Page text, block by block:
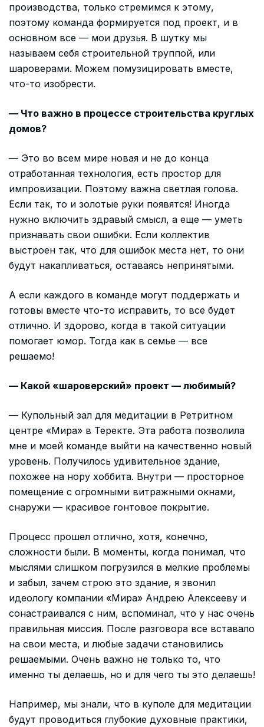
производства, только стремимся к этому,
поэтому команда формируется под проект, и в
основном все — мои друзья. В шутку мы
называем себя строительной труппой, или
шароверами. Можем помузицировать вместе,
что-то изобрести.
— Что важно в процессе строительства круглых
домов?
— Это во всем мире новая и не до конца
отработанная технология, есть простор для
импровизации. Поэтому важна светлая голова.
Если так, то и золотые руки появятся! Иногда
нужно включить здравый смысл, а еще — уметь
признавать свои ошибки. Если коллектив
выстроен так, что для ошибок места нет, то они
будут накапливаться, оставаясь непринятыми.
А если каждого в команде могут поддержать и
готовы вместе что-то исправить, то все будет
отлично. И здорово, когда в такой ситуации
помогает юмор. Тогда как в семье — все
решаемо!
— Какой «шароверский» проект — любимый?
— Купольный зал для медитации в Ретритном
центре «Мира» в Теректе. Эта работа позволила
мне и моей команде выйти на качественно новый
уровень. Получилось удивительное здание,
похожее на нору хоббита. Внутри — просторное
помещение с огромными витражными окнами,
снаружи — красивое гонтовое покрытие.
Процесс прошел отлично, хотя, конечно,
сложности были. В моменты, когда понимал, что
мыслями слишком погрузился в мелкие проблемы
и забыл, зачем строю это здание, я звонил
идеологу компании «Мира» Андрею Алексееву и
сонастраивался с ним, вспоминал, что у нас очень
правильная миссия. После разговора все вставало
на свои места, и любые задачи становились
решаемыми. Очень важно не только то, что
именно ты делаешь, но и для чего ты это делаешь!
Например, мы знали, что в куполе для медитации
будут проводиться глубокие духовные практики,